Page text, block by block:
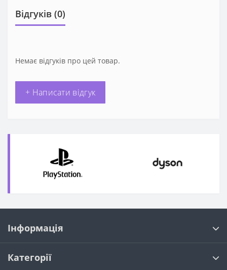
Відгуків (0)
Немає відгуків про цей товар.
+ Написати відгук
Інформація
Категорії